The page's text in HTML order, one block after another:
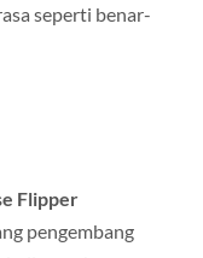
seperti benar-
Flipper
pengembang